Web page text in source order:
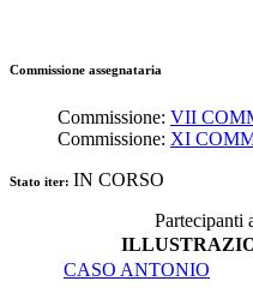
Commissione assegnataria
Commissione: VII
Commissione: XI
Stato iter: IN CORSO
Partecipanti
CASO ANTONIO